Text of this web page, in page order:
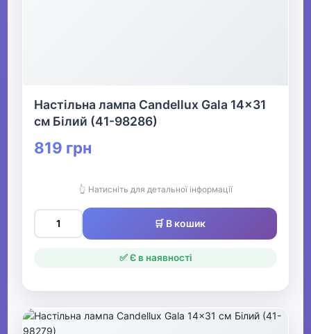
Настільна лампа Candellux Gala 14x31
см Білий (41-98286)
819 грн
👆 Натисніть для детальної інформації
🛒 В кошик
✅ Є в наявності